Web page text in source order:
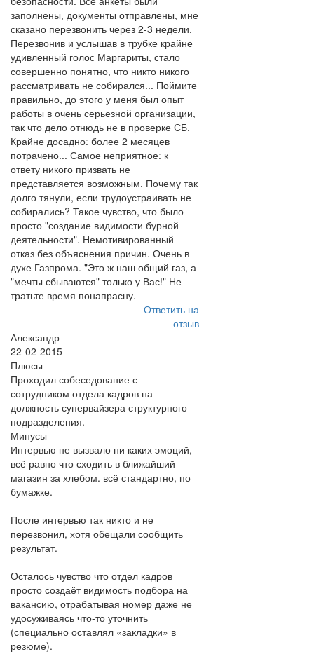
заполнены, документы отправлены, мне
сказано перезвонить через 2-3 недели.
Перезвонив и услышав в трубке крайне
удивленный голос Маргариты, стало
совершенно понятно, что никто никого
рассматривать не собирался... Поймите
правильно, до этого у меня был опыт
работы в очень серьезной организации,
так что дело отнюдь не в проверке СБ.
Крайне досадно: более 2 месяцев
потрачено... Самое неприятное: к
ответу никого призвать не
представляется возможным. Почему так
долго тянули, если трудоустраивать не
собирались? Такое чувство, что было
просто "создание видимости бурной
деятельности". Немотивированный
отказ без объяснения причин. Очень в
духе Газпрома. "Это ж наш общий газ, а
"мечты сбываются" только у Вас!" Не
тратьте время понапрасну.
Ответить на
отзыв
Александр
22-02-2015
Плюсы
Проходил собеседование с
сотрудником отдела кадров на
должность супервайзера структурного
подразделения.
Минусы
Интервью не вызвало ни каких эмоций,
всё равно что сходить в ближайший
магазин за хлебом. всё стандартно, по
бумажке.
После интервью так никто и не
перезвонил, хотя обещали сообщить
результат.
Осталось чувство что отдел кадров
просто создаёт видимость подбора на
вакансию, отрабатывая номер даже не
удосуживаясь что-то уточнить
(специально оставлял «закладки» в
резюме).